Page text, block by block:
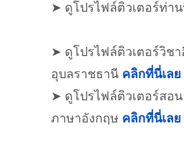
➤ ดูโปรไฟล์ติวเตอร์ท่า
➤ ดูโปรไฟล์ติวเตอร์วิช
อุบลราชธานี คลิกที่นี่เลย
➤ ดูโปรไฟล์ติวเตอร์สอ
ภาษาอังกฤษ คลิกที่นี่เลย